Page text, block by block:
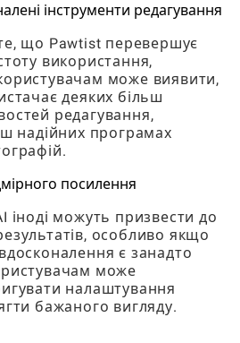
інструменти редагування
що Pawtist перевершує
використання,
може виявити,
деяких більш
редагування,
надійних програмах
посилення
іноді можуть призвести до
особливо якщо
є занадто
може
налаштування
бажаного вигляду.